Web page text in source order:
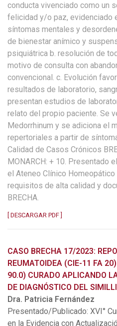
conducta vivenciado como un
felicidad y/o paz, evidenciado
síntomas mentales y
de bienestar anímico y
psiquiátrica b. resolución de
motivo de consulta con
convencional. c. Evolución
resultados de laboratorio,
presentan estudios de
relato del propio paciente. Se
Medorrhinum y se adiciona el
repertoriales a partir de
Calidad de Casos Crónicos
MONARCH: + 10. Presentado
el Ateneo Clínico
requisitos de alta calidad y
BRECHA.
[ DESCARGAR PDF ]
CASO BRECHA 17/2023:
REUMATOIDEA (CIE-11 FA
90.0) CURADO APLICANDO
DE DIAGNÓSTICO DEL
Dra. Patricia Fernández
Presentado/Publicado: XVI°
en la Evidencia con